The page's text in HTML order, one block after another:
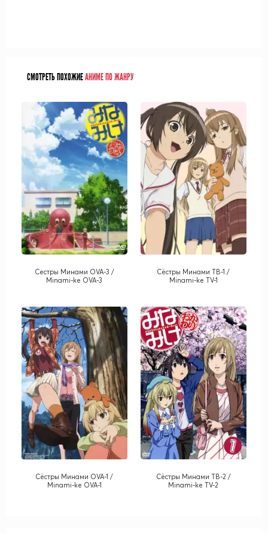
СМОТРЕТЬ ПОХОЖИЕАНИМЕ ПО ЖАНРУ
Сестры Минами OVA-3 /
Minami-ke OVA-3
Сёстры Минами ТВ-1 /
Minami-ke TV-1
Сёстры Минами OVA-1 /
Minami-ke OVA-1
Сёстры Минами ТВ-2 /
Minami-ke TV-2